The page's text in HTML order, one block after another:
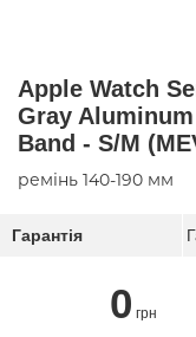
Apple Watch
Gray
Band - S/M
ремінь 140-190 мм
Гарантія
0 грн